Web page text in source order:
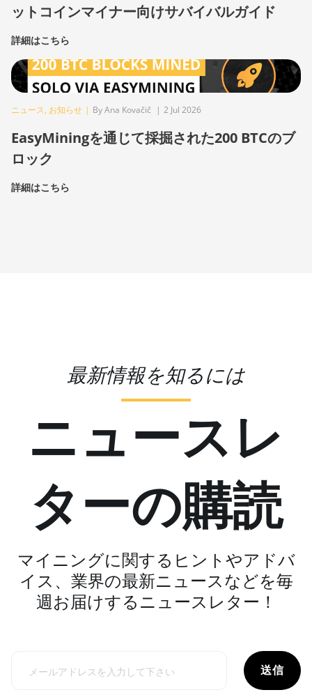
ットコインマイナー向けサバイバルガイド
詳細はこちら
ニュース, お知らせ | By Ana Kovačič | 2 Jul 2026
EasyMiningを通じて採掘された200 BTCのブ
ロック
詳細はこちら
最新情報を知るには
ニュースレ
ターの購読
マイニングに関するヒントやアドバ
イス、業界の最新ニュースなどを毎
週お届けするニュースレター！
送信